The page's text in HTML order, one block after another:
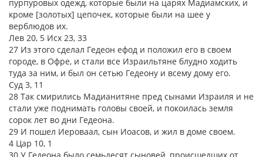
пурпуровых одежд, которые были на царях Мадиамских, и
кроме [золотых] цепочек, которые были на шее у
верблюдов их.
Лев 20, 5 Исх 23, 33
27 Из этого сделал Гедеон ефод и положил его в своем
городе, в Офре, и стали все Израильтяне блудно ходить
туда за ним, и был он сетью Гедеону и всему дому его.
Суд 3, 11
28 Так смирились Мадианитяне пред сынами Израиля и не
стали уже поднимать головы своей, и покоилась земля
сорок лет во дни Гедеона.
29 И пошел Иероваал, сын Иоасов, и жил в доме своем.
4 Цар 10, 1